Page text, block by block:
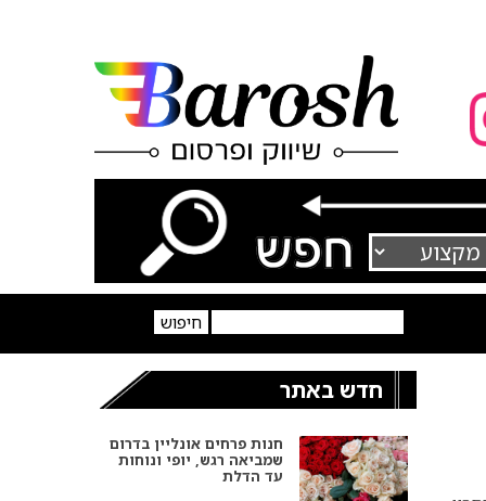
חדש באתר
חנות פרחים אונליין בדרום
שמביאה רגש, יופי ונוחות
עד הדלת